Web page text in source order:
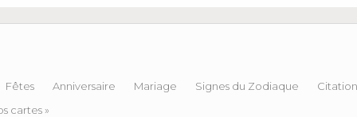
Fêtes Anniversaire Mariage Signes du Zodiaque
cartes »